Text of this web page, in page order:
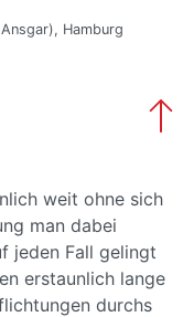
Hamburg
weit ohne sich
man dabei
jeden Fall gelingt
erstaunlich lange
durchs